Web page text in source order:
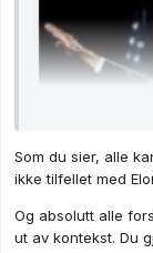
Som du sier, alle
ikke tilfellet med
Og absolutt alle
ut av kontekst. Du